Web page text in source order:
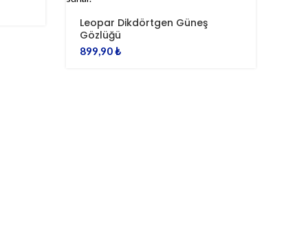
Leopar Dikdörtgen Güneş
Gözlüğü
899,90₺